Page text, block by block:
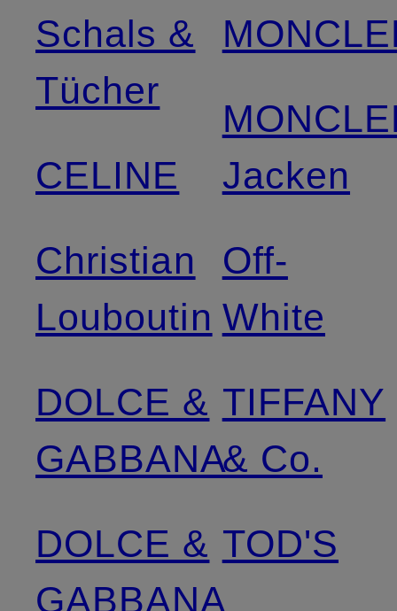
Schals &
Tücher
CELINE
Christian
Louboutin
DOLCE &
GABBANA
DOLCE &
GABBANA
Jacken
Off-
White
TIFFANY
& Co.
TOD'S